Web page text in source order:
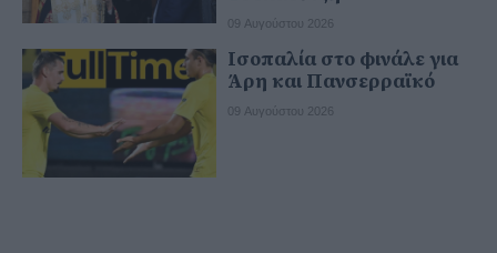
09 Αυγούστου 2026
Ισοπαλία στο φινάλε για
Άρη και Πανσερραϊκό
09 Αυγούστου 2026